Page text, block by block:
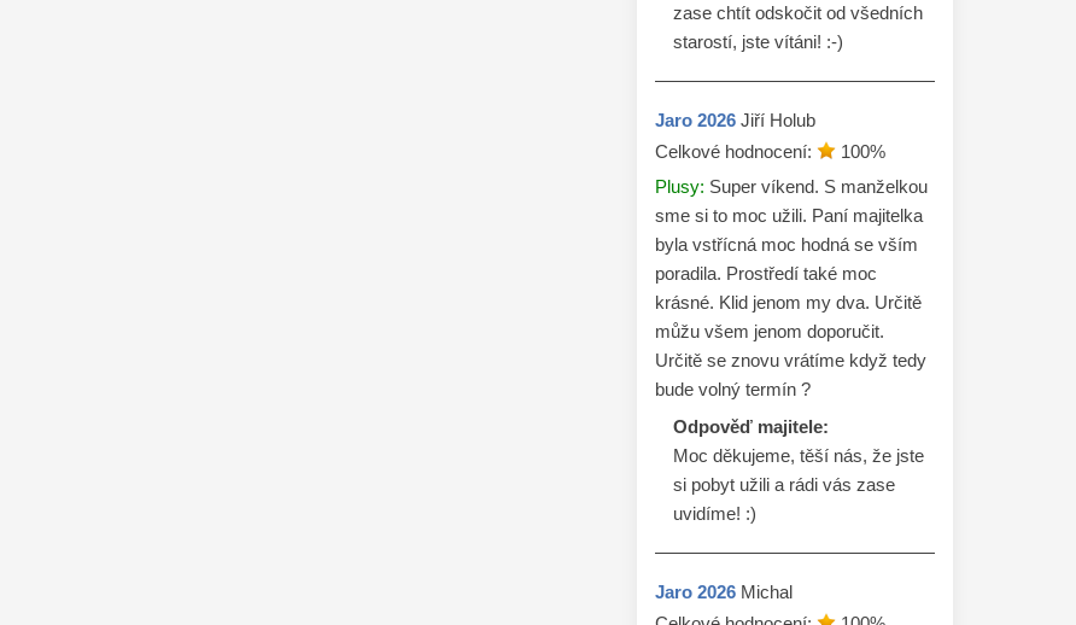
zase chtít odskočit od všedních
starostí, jste vítáni! :-)
Jaro 2026 Jiří Holub
Celkové hodnocení:
100%
Plusy: Super víkend. S manželkou
sme si to moc užili. Paní majitelka
byla vstřícná moc hodná se vším
poradila. Prostředí také moc
krásné. Klid jenom my dva. Určitě
můžu všem jenom doporučit.
Určitě se znovu vrátíme když tedy
bude volný termín ?
Odpověď majitele:
Moc děkujeme, těší nás, že jste
si pobyt užili a rádi vás zase
uvidíme! :)
Jaro 2026 Michal